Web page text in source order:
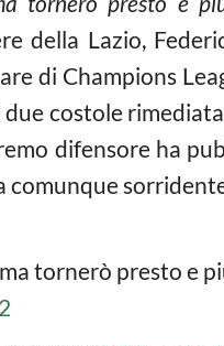
della Lazio,
di Champions
costole
difensore ha
comunque
tornerò presto e